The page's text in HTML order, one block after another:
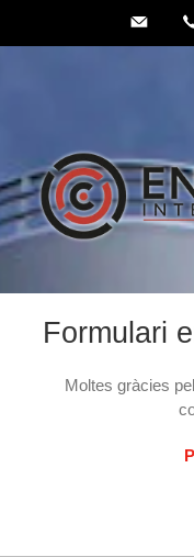
E-
Formulari
Moltes gràcies